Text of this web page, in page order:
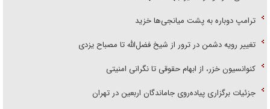
ترامپ دوباره به پشت میانجی‌ها خزید
تغییر رویه دشمن در ترور از شیخ فضل‌الله تا مصباح یزدی
کنوانسیون خزر، از ابهام حقوقی تا نگرانی امنیتی
جزئیات برگزاری پیاده‌روی جاماندگان اربعین در تهران